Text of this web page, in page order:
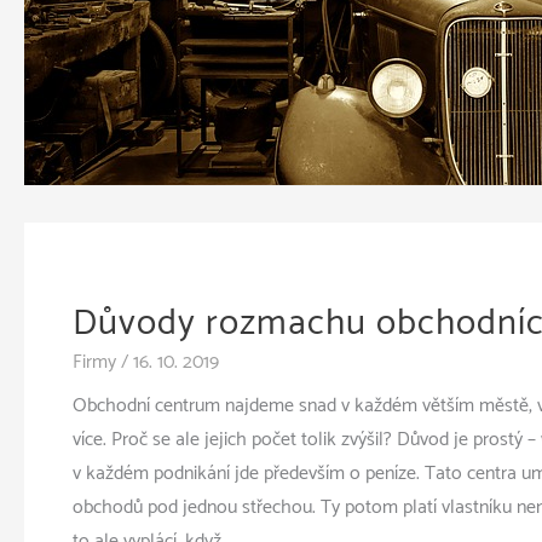
Důvody rozmachu
Firmy/16. 10. 2019
Obchodní centrum najdeme snad v každém větším
více. Proč se ale jejich počet tolik zvýšil? Důvod je prostý
v každém podnikání jde především o peníze. Tato centra
obchodů pod jednou střechou. Ty potom platí vlastníku